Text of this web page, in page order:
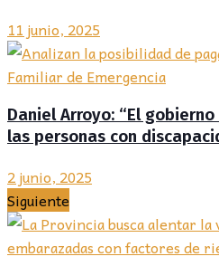
11 junio, 2025
Daniel Arroyo: “El
las personas con
2 junio, 2025
Siguiente